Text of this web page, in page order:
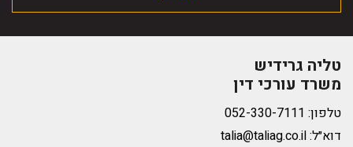
טליה גרידיש
משרד עורכי דין
טלפון:
דוא״ל:talia@taliag.co.il